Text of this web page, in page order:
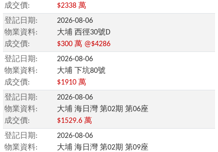
成交價:
$2338 萬
登記日期:
2026-08-06
物業資料:
大埔 西徑30號D
成交價:
$300 萬 @$4286
登記日期:
2026-08-06
物業資料:
大埔 下坑80號
成交價:
$1910 萬
登記日期:
2026-08-06
物業資料:
大埔 海日灣 第02期 第06座
成交價:
$1529.6 萬
登記日期:
2026-08-06
物業資料:
大埔 海日灣 第02期 第09座